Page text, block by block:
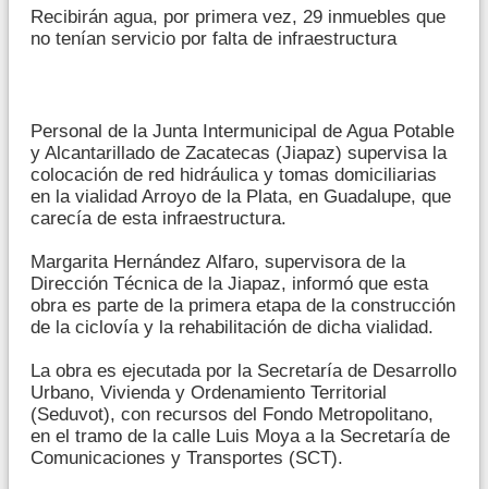
Recibirán agua, por primera vez, 29 inmuebles que
no tenían servicio por falta de infraestructura
Personal de la Junta Intermunicipal de Agua Potable
y Alcantarillado de Zacatecas (Jiapaz) supervisa la
colocación de red hidráulica y tomas domiciliarias
en la vialidad Arroyo de la Plata, en Guadalupe, que
carecía de esta infraestructura.
Margarita Hernández Alfaro, supervisora de la
Dirección Técnica de la Jiapaz, informó que esta
obra es parte de la primera etapa de la construcción
de la ciclovía y la rehabilitación de dicha vialidad.
La obra es ejecutada por la Secretaría de Desarrollo
Urbano, Vivienda y Ordenamiento Territorial
(Seduvot), con recursos del Fondo Metropolitano,
en el tramo de la calle Luis Moya a la Secretaría de
Comunicaciones y Transportes (SCT).